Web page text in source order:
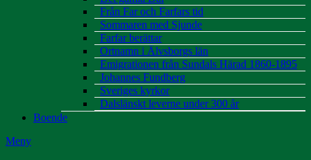
Från Far och Farfars tid
Sommaren med Sjunde
Farfar berättar
Ortnamn i Älvsborgs län
Emigrationen från Sundals Härad 1860-1895
Johannes Fundberg
Sveriges kyrkor
Dalslänskt leverne under 300 år
Boende
Meny